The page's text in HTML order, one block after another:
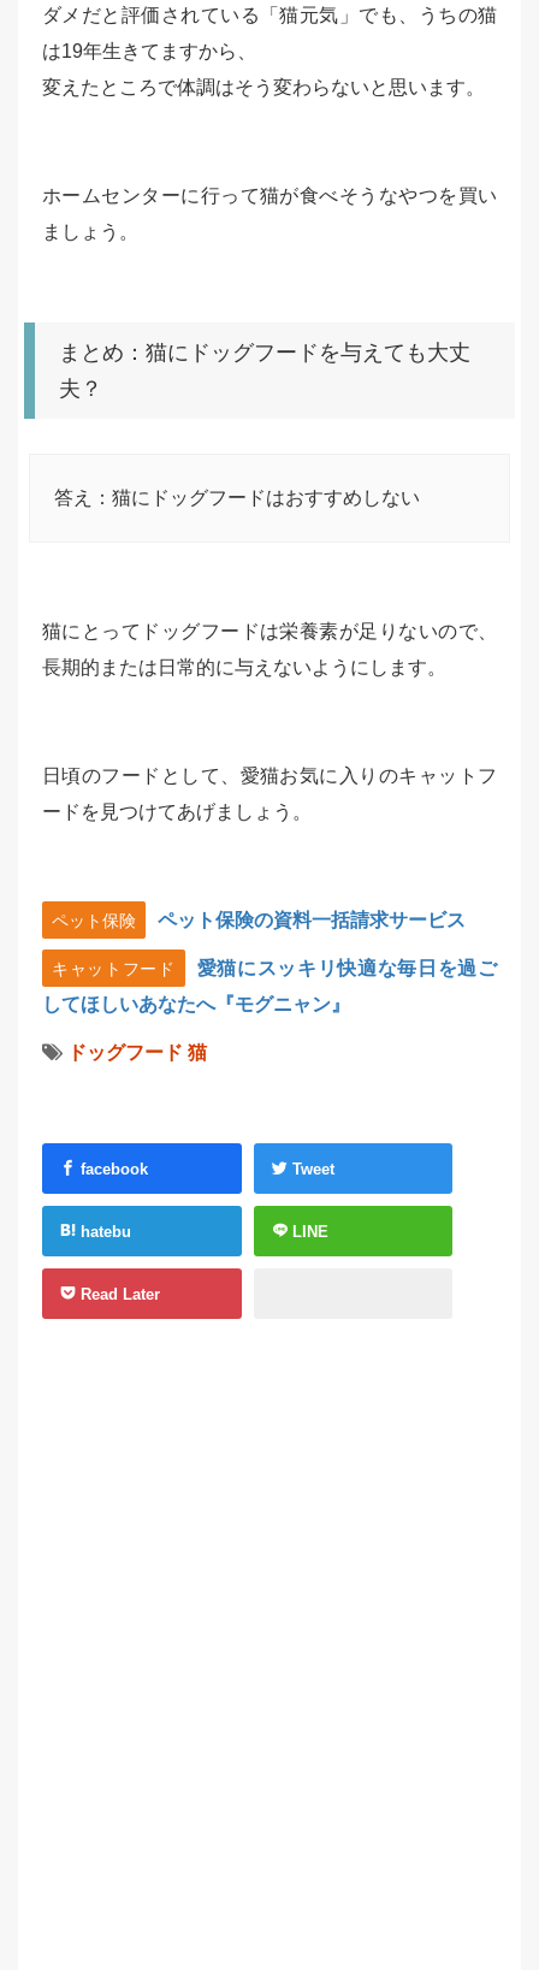
ダメだと評価されている「猫元気」でも、うちの猫
は19年生きてますから、
変えたところで体調はそう変わらないと思います。
ホームセンターに行って猫が食べそうなやつを買い
ましょう。
まとめ：猫にドッグフードを与えても大丈
夫？
答え：猫にドッグフードはおすすめしない
猫にとってドッグフードは栄養素が足りないので、
長期的または日常的に与えないようにします。
日頃のフードとして、愛猫お気に入りのキャットフ
ードを見つけてあげましょう。
ペット保険 ペット保険の資料一括請求サービス
キャットフード
愛猫にスッキリ快適な毎日を過ご
してほしいあなたへ『モグニャン』
ドッグフード 猫
facebook Tweet
hatebu LINE
Read Later